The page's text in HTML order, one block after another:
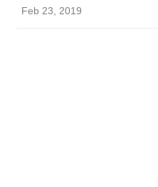
Feb 23, 2019